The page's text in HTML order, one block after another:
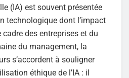
(IA) est souvent présentée
technologique dont l’impact
des entreprises et du
du management, la
s’accordent à souligner
éthique de l’IA : il